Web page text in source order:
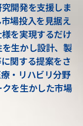
開発を支援しま
場投入を見据え
を実現するだけ
生かし設計、製
関する提案をさ
・リハビリ分野
を生かした市場